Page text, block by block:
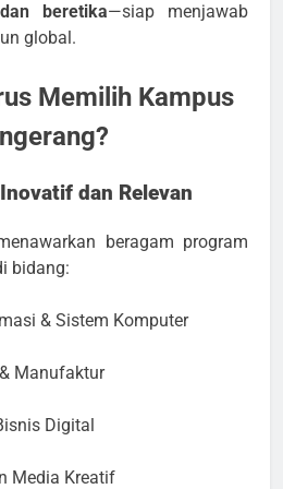
beretika—siap menjawab
global.
Memilih Kampus
dan Relevan
beragam program
bidang:
& Sistem Komputer
Manufaktur
Digital
Media Kreatif